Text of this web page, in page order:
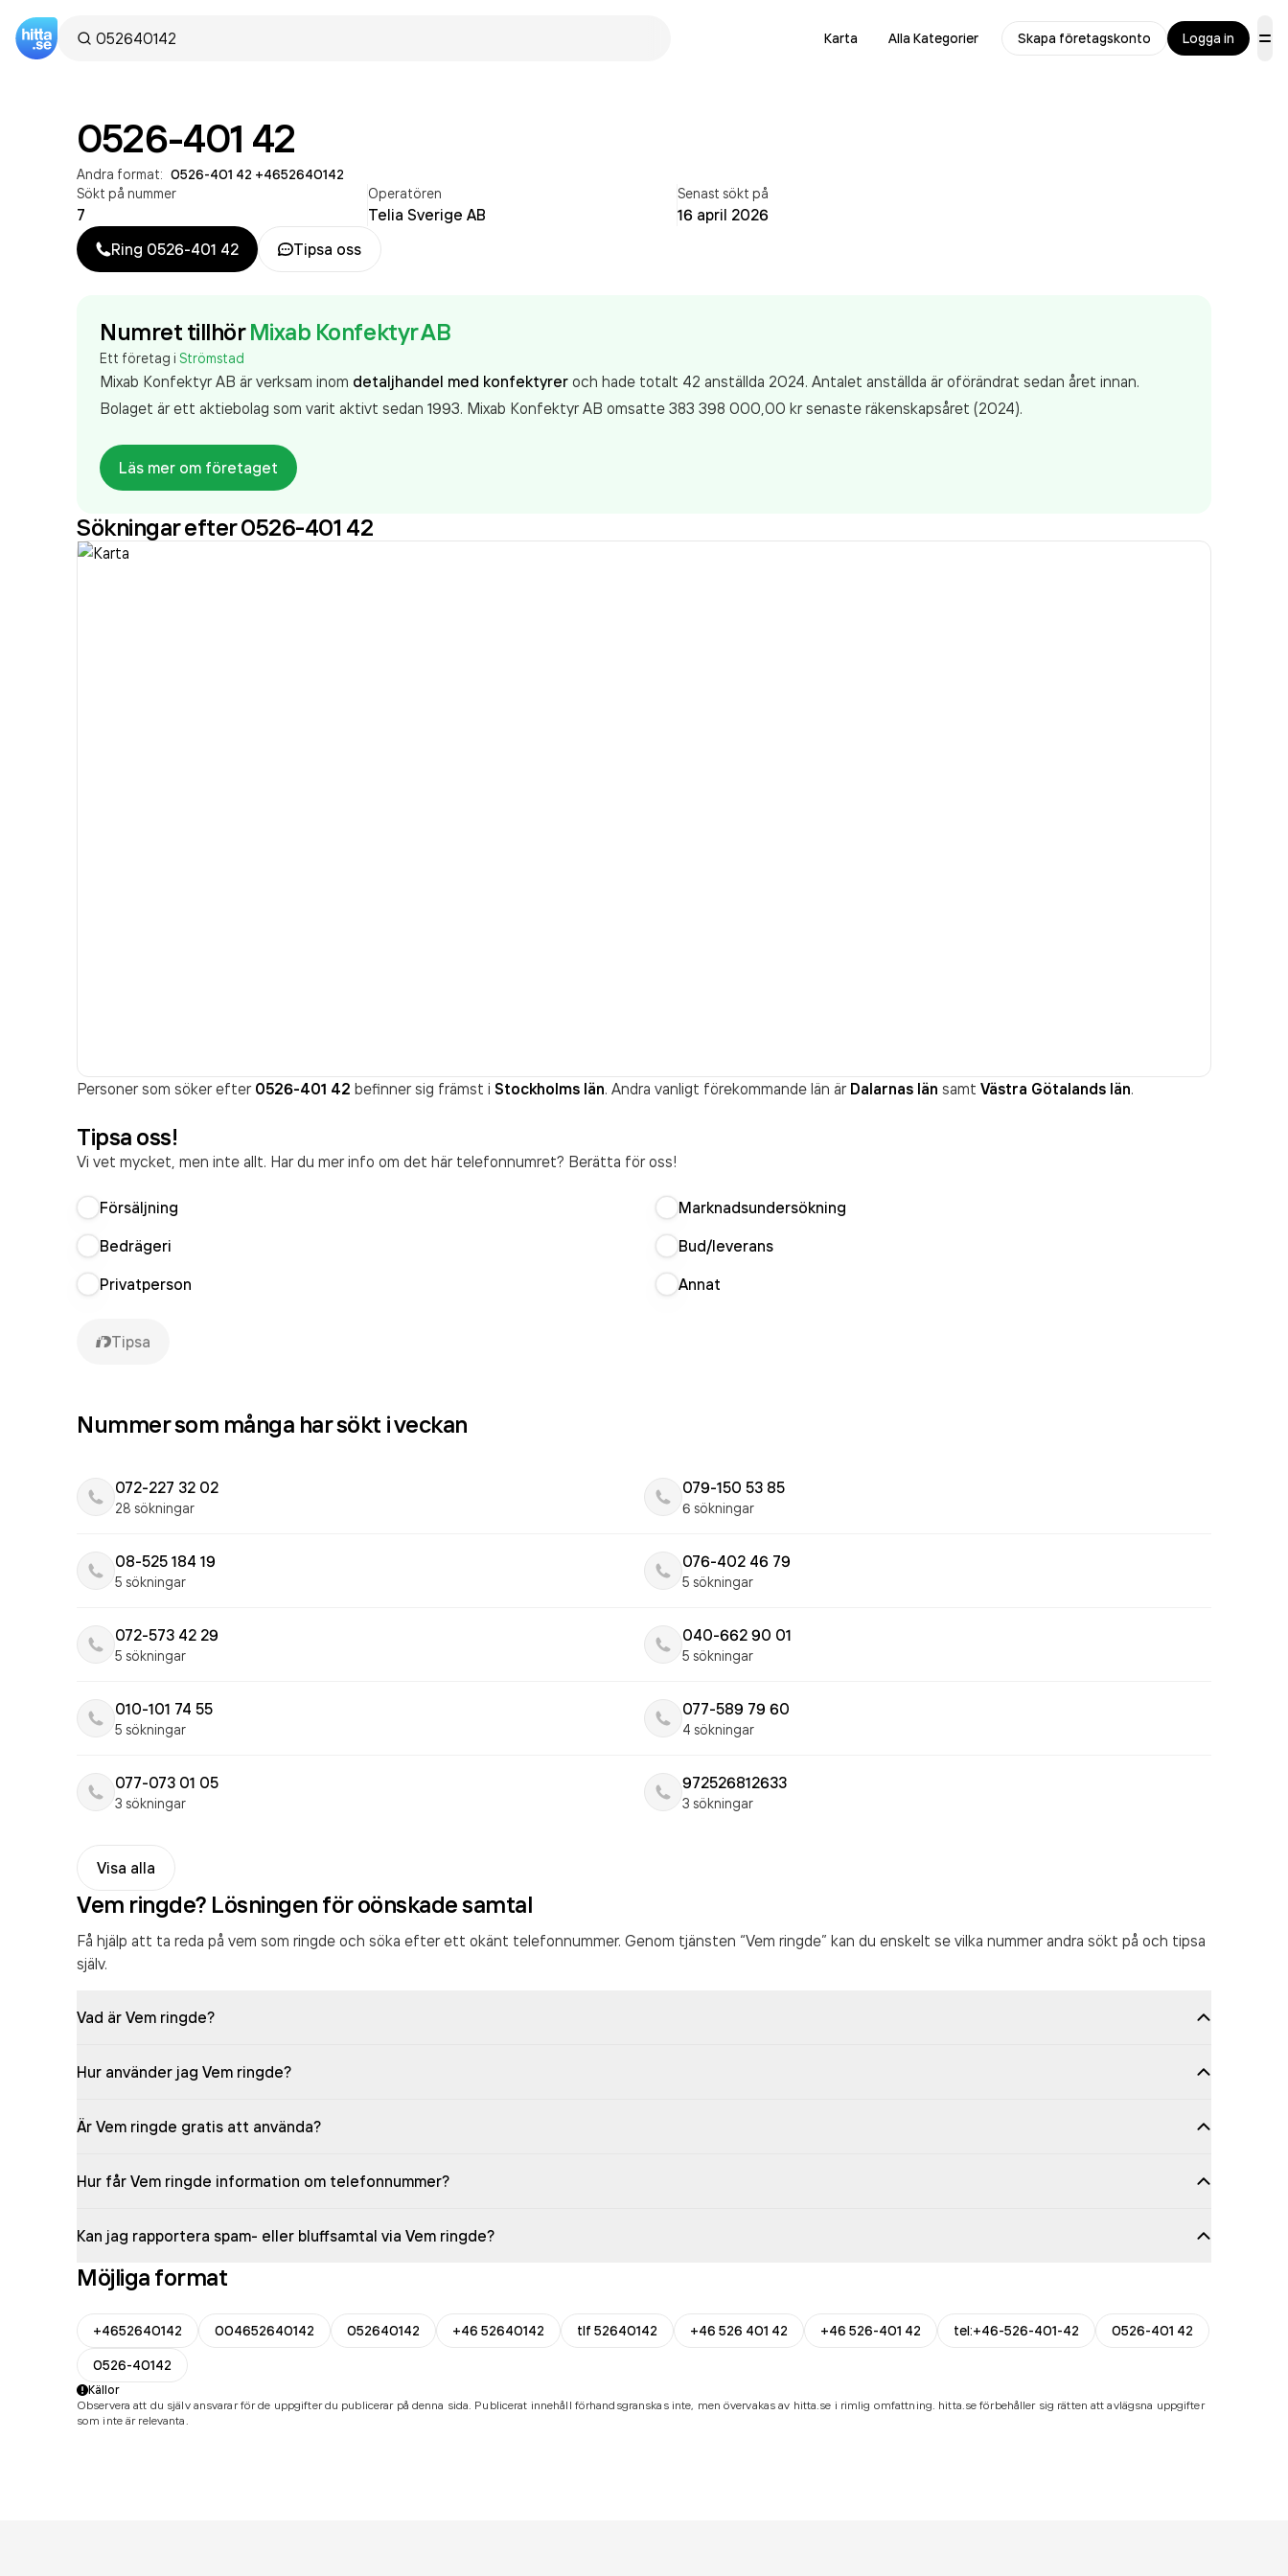
Karta Alla Kategorier Skapa företagskonto Logga in
0526-401 42
Andra format: 0526-401 42 +4652640142
Sökt på nummer
7
Operatören
Telia Sverige AB
Senast sökt på
16 april 2026
Ring 0526-401 42 Tipsa oss
Numret tillhör Mixab Konfektyr AB
Ett företag i Strömstad
Mixab Konfektyr AB är verksam inom detaljhandel med konfektyrer och hade totalt 42 anställda 2024. Antalet anställda är oförändrat sedan året innan.
Bolaget är ett aktiebolag som varit aktivt sedan 1993. Mixab Konfektyr AB omsatte 383 398 000,00 krsenaste räkenskapsåret (2024).
Läs mer om företaget
Sökningar efter 0526-401 42
Personer som söker efter 0526-401 42 befinner sig främst i Stockholms län. Andra vanligt förekommande län är Dalarnas län samt Västra Götalands län.
Tipsa oss!
Vi vet mycket, men inte allt. Har du mer info om det här telefonnumret? Berätta för oss!
Försäljning
Marknadsundersökning
Bedrägeri
Bud/leverans
Privatperson
Annat
Tipsa
Nummer som många har sökt i veckan
072-227 32 02
28 sökningar
079-150 53 85
6 sökningar
08-525 184 19
5 sökningar
076-402 46 79
5 sökningar
072-573 42 29
5 sökningar
040-662 90 01
5 sökningar
010-101 74 55
5 sökningar
077-589 79 60
4 sökningar
077-073 01 05
3 sökningar
972526812633
3 sökningar
Visa alla
Vem ringde? Lösningen för oönskade samtal
Få hjälp att ta reda på vem som ringde och söka efter ett okänt telefonnummer. Genom tjänsten “Vem ringde” kan du enskelt se vilka nummer andra sökt på och tipsa
själv.
Vad är Vem ringde?
Hur använder jag Vem ringde?
Är Vem ringde gratis att använda?
Hur får Vem ringde information om telefonnummer?
Kan jag rapportera spam- eller bluffsamtal via Vem ringde?
Möjliga format
+4652640142 004652640142 052640142 +46 52640142 tlf 52640142 +46 526 401 42 +46 526-401 42 tel:+46-526-401-42
0526-401 42
0526-40142
Källor
Observera att du själv ansvarar för de uppgifter du publicerar på denna sida. Publicerat innehåll förhandsgranskas inte, men övervakas av hitta.se i rimlig omfattning. hitta.se förbehåller sig rätten att avlägsna uppgifter
som inte är relevanta.